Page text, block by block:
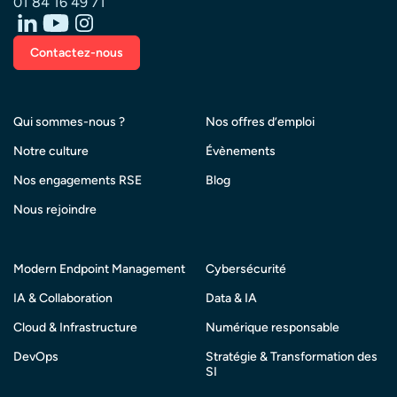
l’infrastructure Exchange on-premise.
Contactez-nous
Qui sommes-nous ?
Notre culture
Nos engagements RSE
Nous rejoindre
Nos offres d’emploi
Évènements
Blog
Modern Endpoint Management
IA & Collaboration
Cloud & Infrastructure
DevOps
Cybersécurité
Data & IA
Numérique responsable
Stratégie & Transformation des
SI